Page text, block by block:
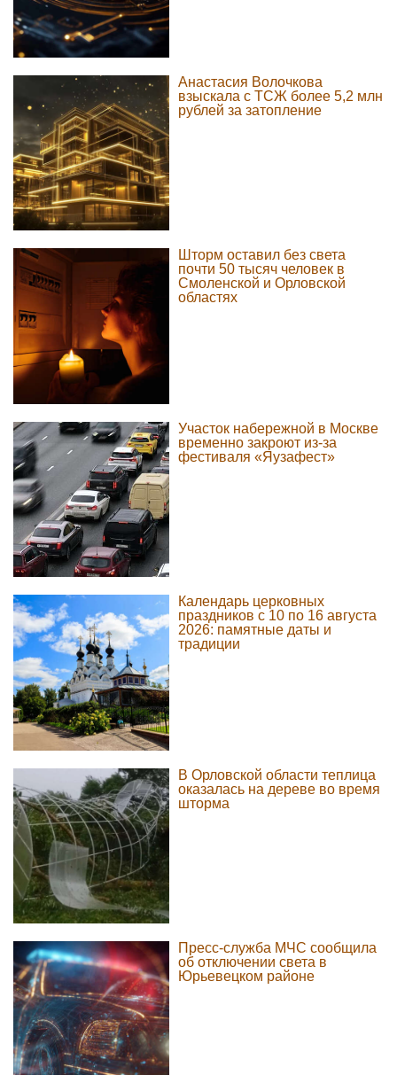
Анастасия Волочкова
взыскала с ТСЖ более 5,2 млн
рублей за затопление
Шторм оставил без света
почти 50 тысяч человек в
Смоленской и Орловской
областях
Участок набережной в Москве
временно закроют из-за
фестиваля «Яузафест»
Календарь церковных
праздников с 10 по 16 августа
2026: памятные даты и
традиции
В Орловской области теплица
оказалась на дереве во время
шторма
Пресс-служба МЧС сообщила
об отключении света в
Юрьевецком районе